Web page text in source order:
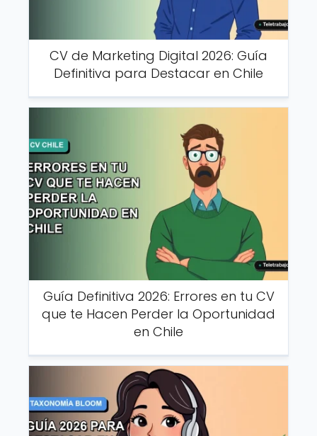
CV de Marketing Digital 2026: Guía
Definitiva para Destacar en Chile
Guía Definitiva 2026: Errores en tu CV
que te Hacen Perder la Oportunidad
en Chile